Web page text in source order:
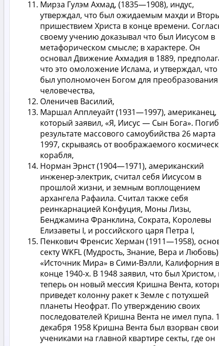
Мирза Гулэм Ахмад, (1835—1908), индус,
утверждал, что был ожидаемым махди и
пришествием Христа в конце времени.
своему учению доказывал что был Иисусом в
метафорическом смысле; в характере. Он
основал Движение Ахмадия в 1889,
что это омоложение Ислама, и утверждал, что
был уполномочен Богом для преобразования
человечества,
Оленичев Василий,
Маршал Апплеуайт (1931—1997), американец,
который заявил, «Я, Иисус — Сын Бога».
результате массового самоубийства 26 марта
1997, скрываясь от воображаемого
корабля,
Норман Эрнст (1904—1971), американский
инженер-электрик, считал себя Иисусом в
прошлой жизни, и земным воплощением
архангела Рафаила. Считал также себя
реинкарнацией Конфуция, Моны Лизы,
Бенджамина Франклина, Сократа, Королевы
Елизаветы I, и российского царя Петра I,
Пенкович Френсис Херман (1911—1958),
секту WKFL (Мудрость, Знание, Вера и Любовь)
«Источник Мира» в Сими-Вэлли, Калифорния в
конце 1940-х. В 1948 заявил, что был Христом,
теперь он новый мессия Кришна Вента,
приведет колонну ракет к Земле с потухшей
планеты Неофрат. По утверждению своих
последователей Кришна Вента не имел пупа.
декабря 1958 Кришна Вента был взорван
учениками на главной квартире секты, где он